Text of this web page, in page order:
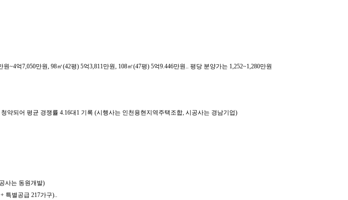
~4억7,050만원, 98㎡(42평) 5억3,811만원, 108㎡(47평) 5억9.446만원.. 평당 분양가는 1,252~1,280만원
약되어 평균 경쟁률 4.16대1 기록 (시행사는 인천용현지역주택조합, 시공사는 경남기업)
사는 동원개발)
특별공급 217가구)..